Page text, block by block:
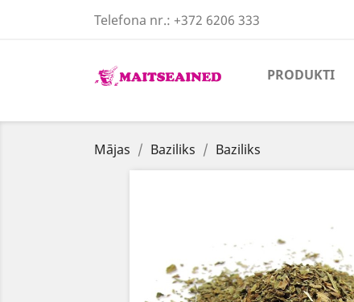
Telefona nr.: +372 6206 333
PRODUKTI
Mājas Baziliks Baziliks